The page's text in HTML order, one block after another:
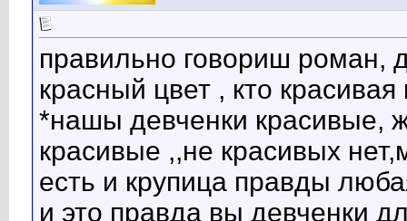
правильно говориш роман,
красный цвет , кто
*нашы девченки красивые,
красивые ,,не красивых
есть и крупица правды
и это правда вы девченки